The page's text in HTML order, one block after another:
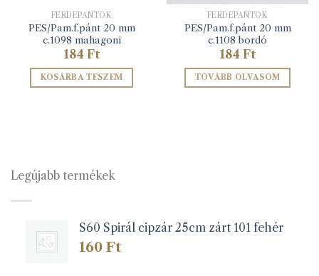
FERDEPÁNTOK
PES/Pam.f.pánt 20 mm
c.1098 mahagoni
184 Ft
KOSÁRBA TESZEM
FERDEPÁNTOK
PES/Pam.f.pánt 20 mm
c.1108 bordó
184 Ft
TOVÁBB OLVASOM
Legújabb termékek
S60 Spirál cipzár 25cm zárt 101 fehér
160 Ft